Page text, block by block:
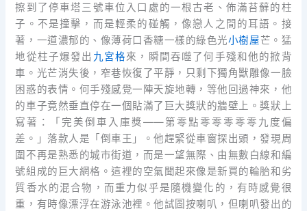
擦到了停車塔三號車位入口處的一根古老、佈滿苔蘚的柱
子。不是撞擊，而是輕柔的碰觸，像戀人之間的耳語。接
著，一道濃郁的、像薄荷口香糖一樣的綠色光小樹屋芒。猛
地從柱子爆發出 九宮格來，瞬間吞噬了何手殘和他的掀背
車。光芒消失後，窄巷恢復了平靜，只剩下獨角獸雕像一臉
困惑的表情。何手殘感覺一陣天旋地轉，等他回過神來，他
的車子竟然垂直停在一個貼滿了巨大獎狀的牆壁上。獎狀上
寫著：「完美倒車入庫獎——第零點零零零零零九度偏
差。」落款人是「倒車王」。他趕緊從車窗探出頭，發現周
圍不再是熟悉的城市街道，而是一望無際、由無數白線和編
號組成的巨大網格。這裡的空氣聞起來像是新買的輪胎和劣
質香水的混合物，而重力似乎是隨機變化的，有時感覺很
重，有時像漂浮在游泳池裡。他試圖按喇叭，但喇叭發出的